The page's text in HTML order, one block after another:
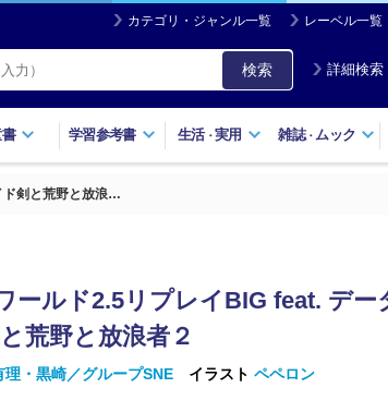
カテゴリ・ジャンル一覧 レーベル一覧
検索 詳細検索
書 学習参考書 生活・実用 雑誌・ ムック
ド剣と荒野と放浪…
ールド2.5リプレイBIG feat. デー
荒野と放浪者２
理・黒崎／グループSNE イラスト ペペロン